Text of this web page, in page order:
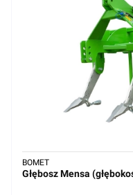
Głębosz Mensa
BOMET